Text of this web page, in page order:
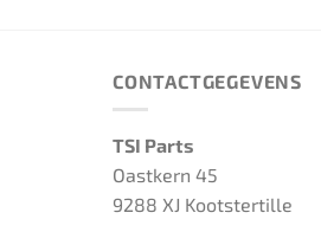
CONTACTGEGEVENS
TSI Parts
Oastkern 45
9288 XJ Kootstertille